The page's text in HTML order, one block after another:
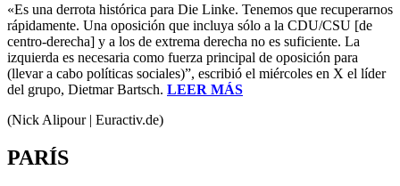
«Es una derrota histórica para Die Linke. Tenemos que recuperarnos
rápidamente. Una oposición que incluya sólo a la CDU/CSU [de
centro-derecha] y a los de extrema derecha no es suficiente. La
izquierda es necesaria como fuerza principal de oposición para
(llevar a cabo políticas sociales)”, escribió el miércoles en X el líder
del grupo, Dietmar Bartsch. LEER MÁS
(Nick Alipour | Euractiv.de)
PARÍS